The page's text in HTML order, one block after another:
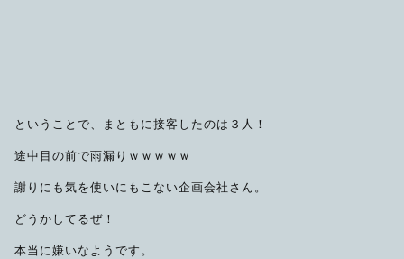
ということで、まともに接客したのは３人！
途中目の前で雨漏りｗｗｗｗｗ
謝りにも気を使いにもこない企画会社さん。
どうかしてるぜ！
本当に嫌いなようです。